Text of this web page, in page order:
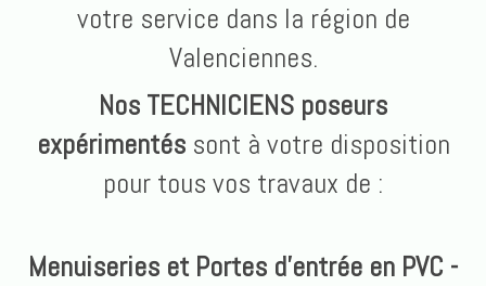
votre service dans la région de
Valenciennes.
Nos TECHNICIENS poseurs
expérimentés sont à votre disposition
pour tous vos travaux de :
Menuiseries et Portes d'entrée en PVC -